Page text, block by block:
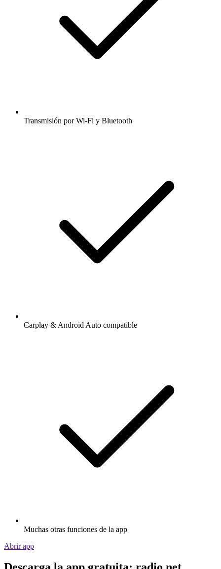
Transmisión por Wi-Fi y Bluetooth
Carplay & Android Auto compatible
Muchas otras funciones de la app
Abrir app